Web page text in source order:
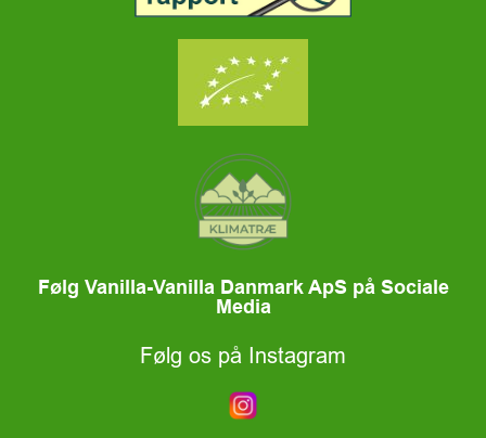
Følg Vanilla-Vanilla Danmark ApS på Sociale
Media
Følg os på Instagram